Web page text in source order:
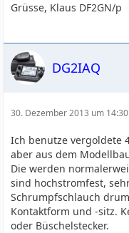
Grüsse, Klaus DF2GN/p
DG2IAQ
30. Dezember 2013 um 14:30
Ich benutze vergoldete
aber aus dem
Die werden
sind hochstromfest,
Schrumpfschlauch
Kontaktform und -sitz.
oder Büschelstecker.